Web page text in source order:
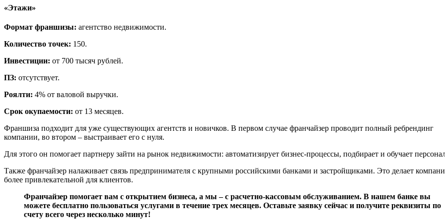
«Этажи»
Формат франшизы: агентство недвижимости.
Количество точек: 150.
Инвестиции: от 700 тысяч рублей.
ПЗ: отсутствует.
Роялти: 4% от валовой выручки.
Срок окупаемости: от 13 месяцев.
Франшиза подходит для уже существующих агентств и новичков. В первом случае франчайзер проводит полный ребрендинг
компании, во втором – выстраивает его с нуля.
Для этого он помогает партнеру зайти на рынок недвижимости: автоматизирует бизнес-процессы, подбирает и обучает
Также франчайзер налаживает связь предпринимателя с крупными российскими банками и застройщиками. Это делает
более привлекательной для клиентов.
Франчайзер помогает вам с открытием бизнеса, а мы – с расчетно-кассовым обслуживанием. В нашем банке вы
можете бесплатно пользоваться услугами в течение трех месяцев. Оставьте заявку сейчас и получите реквизиты по
счету всего через несколько минут!